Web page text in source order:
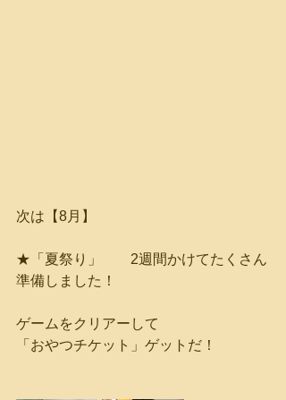
次は【8月】
★「夏祭り」　　2週間かけてたくさん
準備しました！
ゲームをクリアーして
「おやつチケット」ゲットだ！